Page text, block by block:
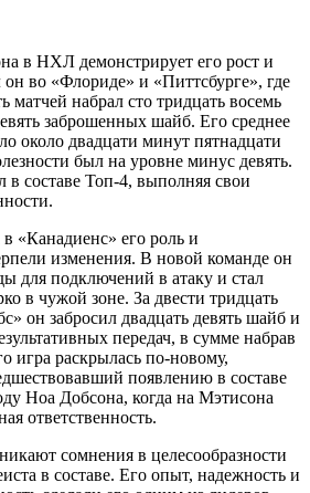
в НХЛ демонстрирует его рост и
во «Флориде» и «Питтсбурге», где
матчей набрал сто тридцать восемь
заброшенных шайб. Его среднее
около двадцати минут пятнадцати
был на уровне минус девять.
в составе Топ-4, выполняя свои
«Канадиенс» его роль и
изменения. В новой команде он
для подключений в атаку и стал
в чужой зоне. За двести тридцать
он забросил двадцать девять шайб и
передач, в сумме набрав
игра раскрылась по-новому,
появлению в составе
Ноа Добсона, когда на Мэтисона
ответственность.
сомнения в целесообразности
в составе. Его опыт, надежность и